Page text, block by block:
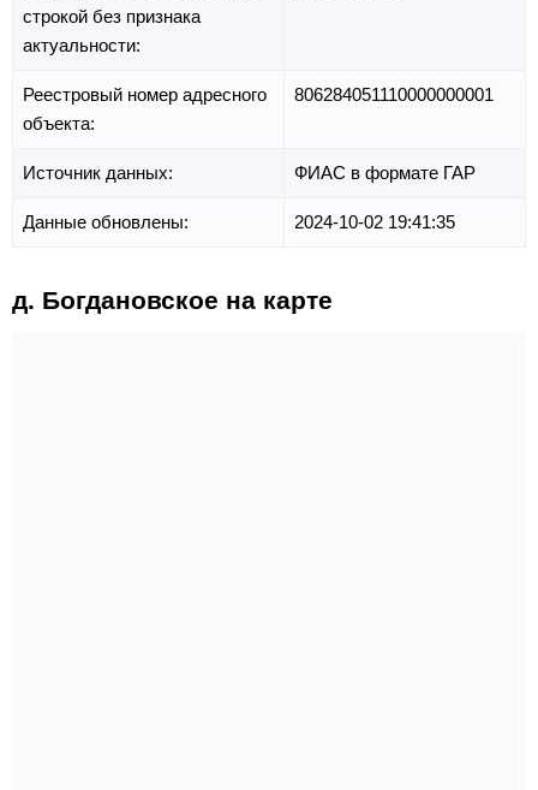
строкой без признака
актуальности:
Реестровый номер адресного
объекта:
806284051110000000001
Источник данных: ФИАС в формате ГАР
Данные обновлены: 2024-10-02 19:41:35
д. Богдановское на карте